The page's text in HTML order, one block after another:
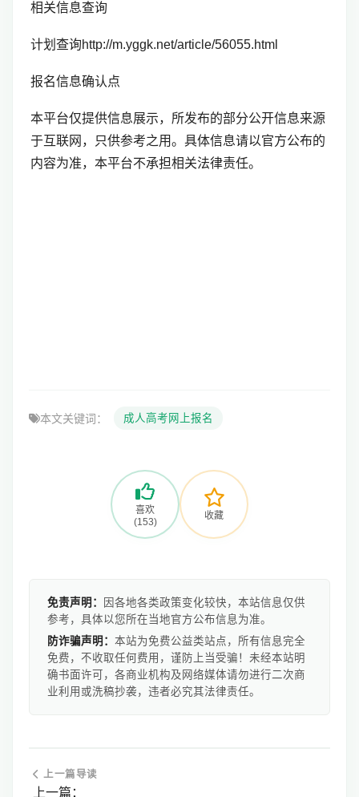
相关信息查询
计划查询http://m.yggk.net/article/56055.html
报名信息确认点
本平台仅提供信息展示，所发布的部分公开信息来源
于互联网，只供参考之用。具体信息请以官方公布的
内容为准，本平台不承担相关法律责任。
本文关键词： 成人高考网上报名
喜欢
(153)
收藏
免责声明：
因各地各类政策变化较快，本站信息仅供
参考，具体以您所在当地官方公布信息为准。
防诈骗声明： 本站为免费公益类站点，所有信息完全
免费，不收取任何费用，谨防上当受骗！未经本站明
确书面许可，各商业机构及网络媒体请勿进行二次商
业利用或洗稿抄袭，违者必究其法律责任。
上一篇导读
上一篇：